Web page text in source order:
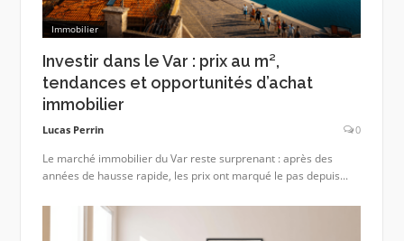
Immobilier
Investir dans le Var : prix au m²,
tendances et opportunités d’achat
immobilier
Lucas Perrin 0
Le marché immobilier du Var reste surprenant : après des
années de hausse rapide, les prix ont marqué le pas depuis...